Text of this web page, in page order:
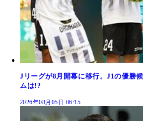
Jリーグが8月開幕に移行。J1の優勝
ムは!?
2026年08月05日 06:15